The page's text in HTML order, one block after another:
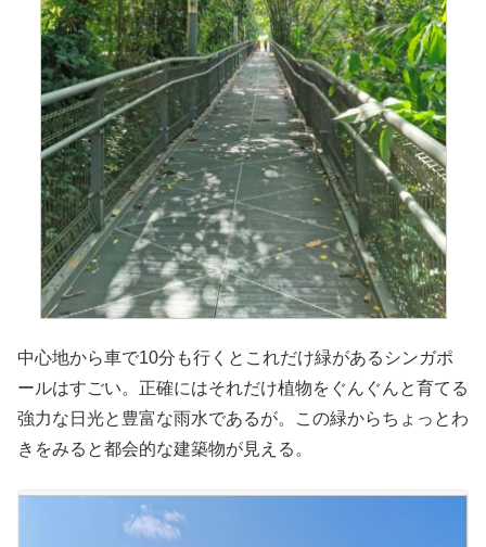
中心地から車で10分も行くとこれだけ緑があるシンガポ
ールはすごい。正確にはそれだけ植物をぐんぐんと育てる
強力な日光と豊富な雨水であるが。この緑からちょっとわ
きをみると都会的な建築物が見える。